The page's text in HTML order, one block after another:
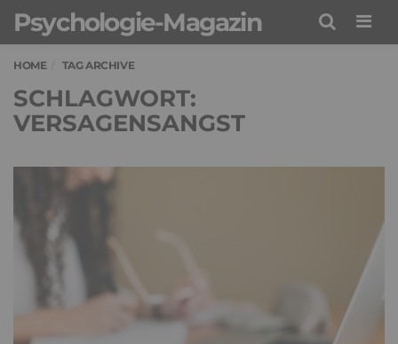
Psychologie-Magazin
HOME TAG ARCHIVE
SCHLAGWORT:
VERSAGENSANGST